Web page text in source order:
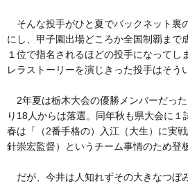
そんな投手がひと夏でバックネット裏
にし、甲子園出場どころか全国制覇まで
１位で指名されるほどの投手になってし
レラストーリーを演じきった投手はそう
2年夏は栃木大会の優勝メンバーだっ
り18人からは落選。同年秋も県大会に
春は「（2番手格の）入江（大生）に実
針崇宏監督）というチーム事情のため登
だが、今井は人知れずその大きなつぼ